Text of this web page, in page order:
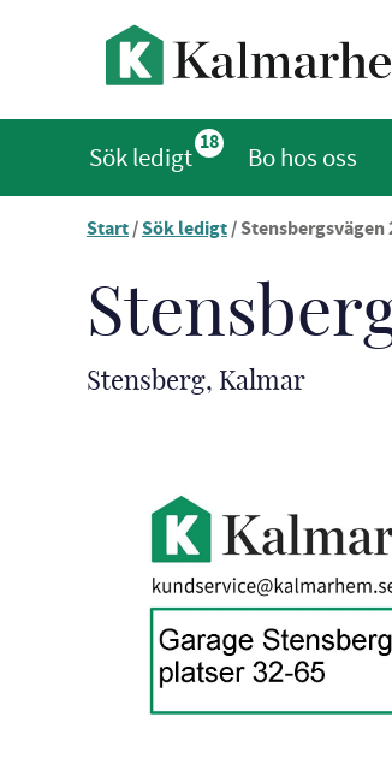
18
Sök ledigt Bo hos oss
Start/Sök ledigt/Stensbergsvägen
Stensberg, Kalmar